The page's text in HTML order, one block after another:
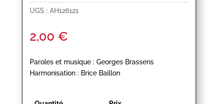
UGS : AH126121
2,00 €
Paroles et musique : Georges Brassens
Harmonisation : Brice Baillon